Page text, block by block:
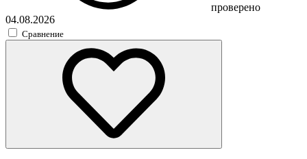
проверено
04.08.2026
Сравнение